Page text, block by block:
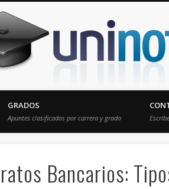
todas los apuntes de tu carrera
GRADOS
Apuntes clasificados por carrera y grado
Bancarios: